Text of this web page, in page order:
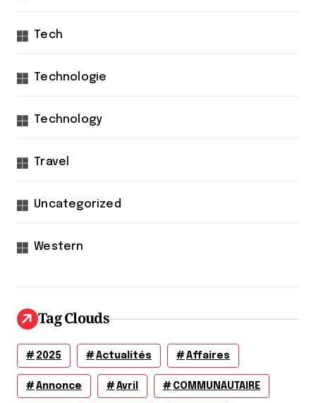
Tech
Technologie
Technology
Travel
Uncategorized
Western
Tag Clouds
2025 Actualités Affaires
Annonce Avril COMMUNAUTAIRE